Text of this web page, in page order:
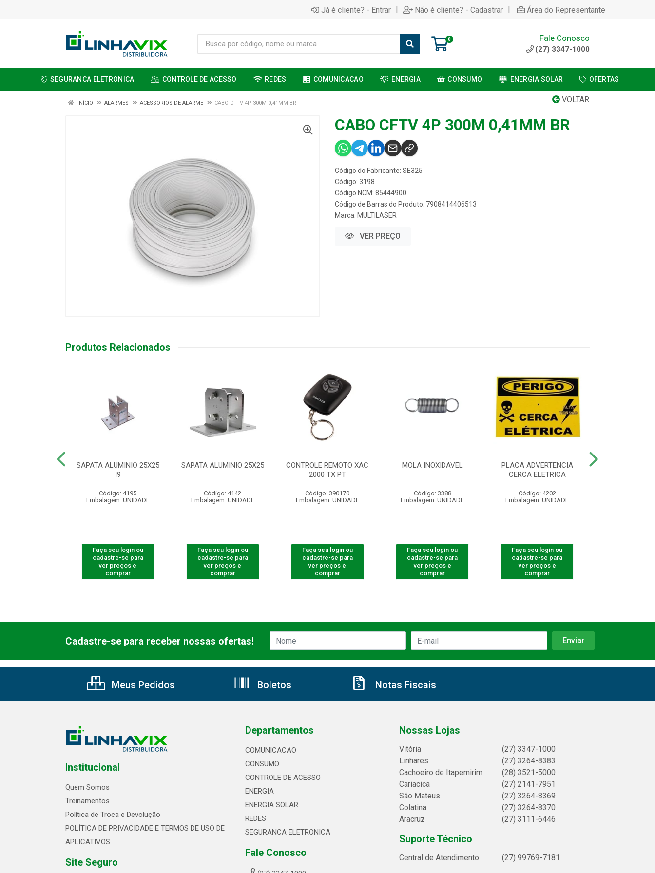
Já é cliente? - Entrar | Não é cliente? - Cadastrar | Área do Representante
0 Fale Conosco
(27) 3347-1000
SEGURANCA ELETRONICA CONTROLE DE ACESSO REDES COMUNICACAO ENERGIA CONSUMO ENERGIA SOLAR OFERTAS
VOLTAR
INÍCIO ALARMES ACESSORIOS DE ALARME CABO CFTV 4P 300M 0,41MM BR
CABO CFTV 4P 300M 0,41MM BR
Código do Fabricante: SE325
Código: 3198
Código NCM: 85444900
Código de Barras do Produto: 7908414406513
Marca: MULTILASER
VER PREÇO
Produtos Relacionados
SAPATA ALUMINIO 25X25
I9
Código: 4195
Embalagem: UNIDADE
Faça seu login ou
cadastre-se para
ver preços e
comprar
SAPATA ALUMINIO 25X25
Código: 4142
Embalagem: UNIDADE
Faça seu login ou
cadastre-se para
ver preços e
comprar
CONTROLE REMOTO XAC
2000 TX PT
Código: 390170
Embalagem: UNIDADE
Faça seu login ou
cadastre-se para
ver preços e
comprar
MOLA INOXIDAVEL
Código: 3388
Embalagem: UNIDADE
Faça seu login ou
cadastre-se para
ver preços e
comprar
PLACA ADVERTENCIA
CERCA ELETRICA
Código: 4202
Embalagem: UNIDADE
Faça seu login ou
cadastre-se para
ver preços e
comprar
Cadastre-se para receber nossas ofertas!
Meus Pedidos Boletos Notas Fiscais
Institucional
Quem Somos
Treinamentos
Política de Troca e Devolução
POLÍTICA DE PRIVACIDADE E TERMOS DE USO DE
APLICATIVOS
Site Seguro
Departamentos
COMUNICACAO
CONSUMO
CONTROLE DE ACESSO
ENERGIA
ENERGIA SOLAR
REDES
SEGURANCA ELETRONICA
Fale Conosco
Nossas Lojas
Vitória
(27) 3347-1000
Linhares
(27) 3264-8383
Cachoeiro de Itapemirim
(28) 3521-5000
Cariacica
(27) 2141-7951
São Mateus
(27) 3264-8369
Colatina
(27) 3264-8370
Aracruz
(27) 3111-6446
Suporte Técnico
Central de Atendimento (27) 99769-7181